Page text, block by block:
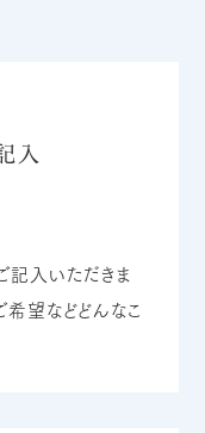
入
入いただきま
望などどんなこ